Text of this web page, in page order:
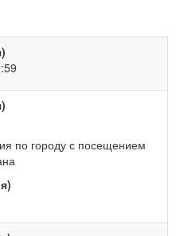
по городу с посещением